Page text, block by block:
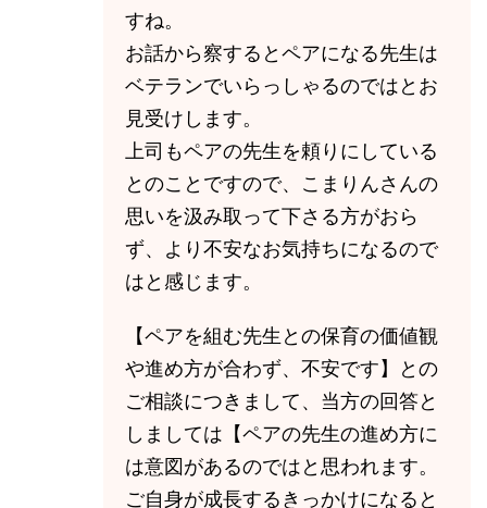
すね。
お話から察するとペアになる先生は
ベテランでいらっしゃるのではとお
見受けします。
上司もペアの先生を頼りにしている
とのことですので、こまりんさんの
思いを汲み取って下さる方がおら
ず、より不安なお気持ちになるので
はと感じます。
【ペアを組む先生との保育の価値観
や進め方が合わず、不安です】との
ご相談につきまして、当方の回答と
しましては【ペアの先生の進め方に
は意図があるのではと思われます。
ご自身が成長するきっかけになると